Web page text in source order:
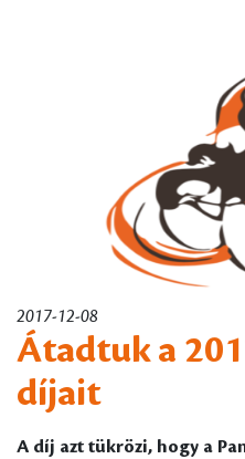
2017-12-08
Átadtuk a
díjait
A díj azt tükrözi, hogy a